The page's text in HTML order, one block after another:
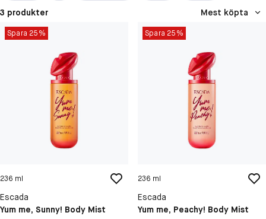
3 produkter Mest köpta
Spara 25%
236 ml
Escada
Yum me, Sunny! Body Mist
Spara 25%
236 ml
Escada
Yum me, Peachy! Body Mist